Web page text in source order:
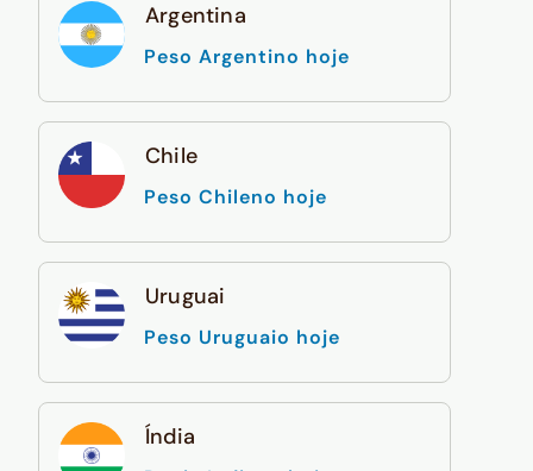
Argentina
Peso Argentino hoje
Chile
Peso Chileno hoje
Uruguai
Peso Uruguaio hoje
Índia